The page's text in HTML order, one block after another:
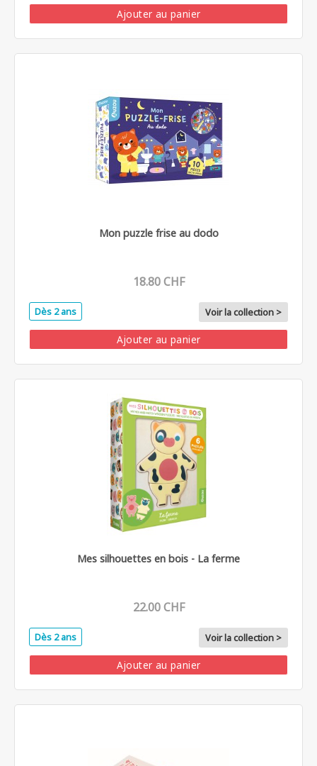
Ajouter au panier
Mon puzzle frise au dodo
18.80 CHF
Dès 2 ans Voir la collection >
Ajouter au panier
Mes silhouettes en bois - La ferme
22.00 CHF
Dès 2 ans Voir la collection >
Ajouter au panier